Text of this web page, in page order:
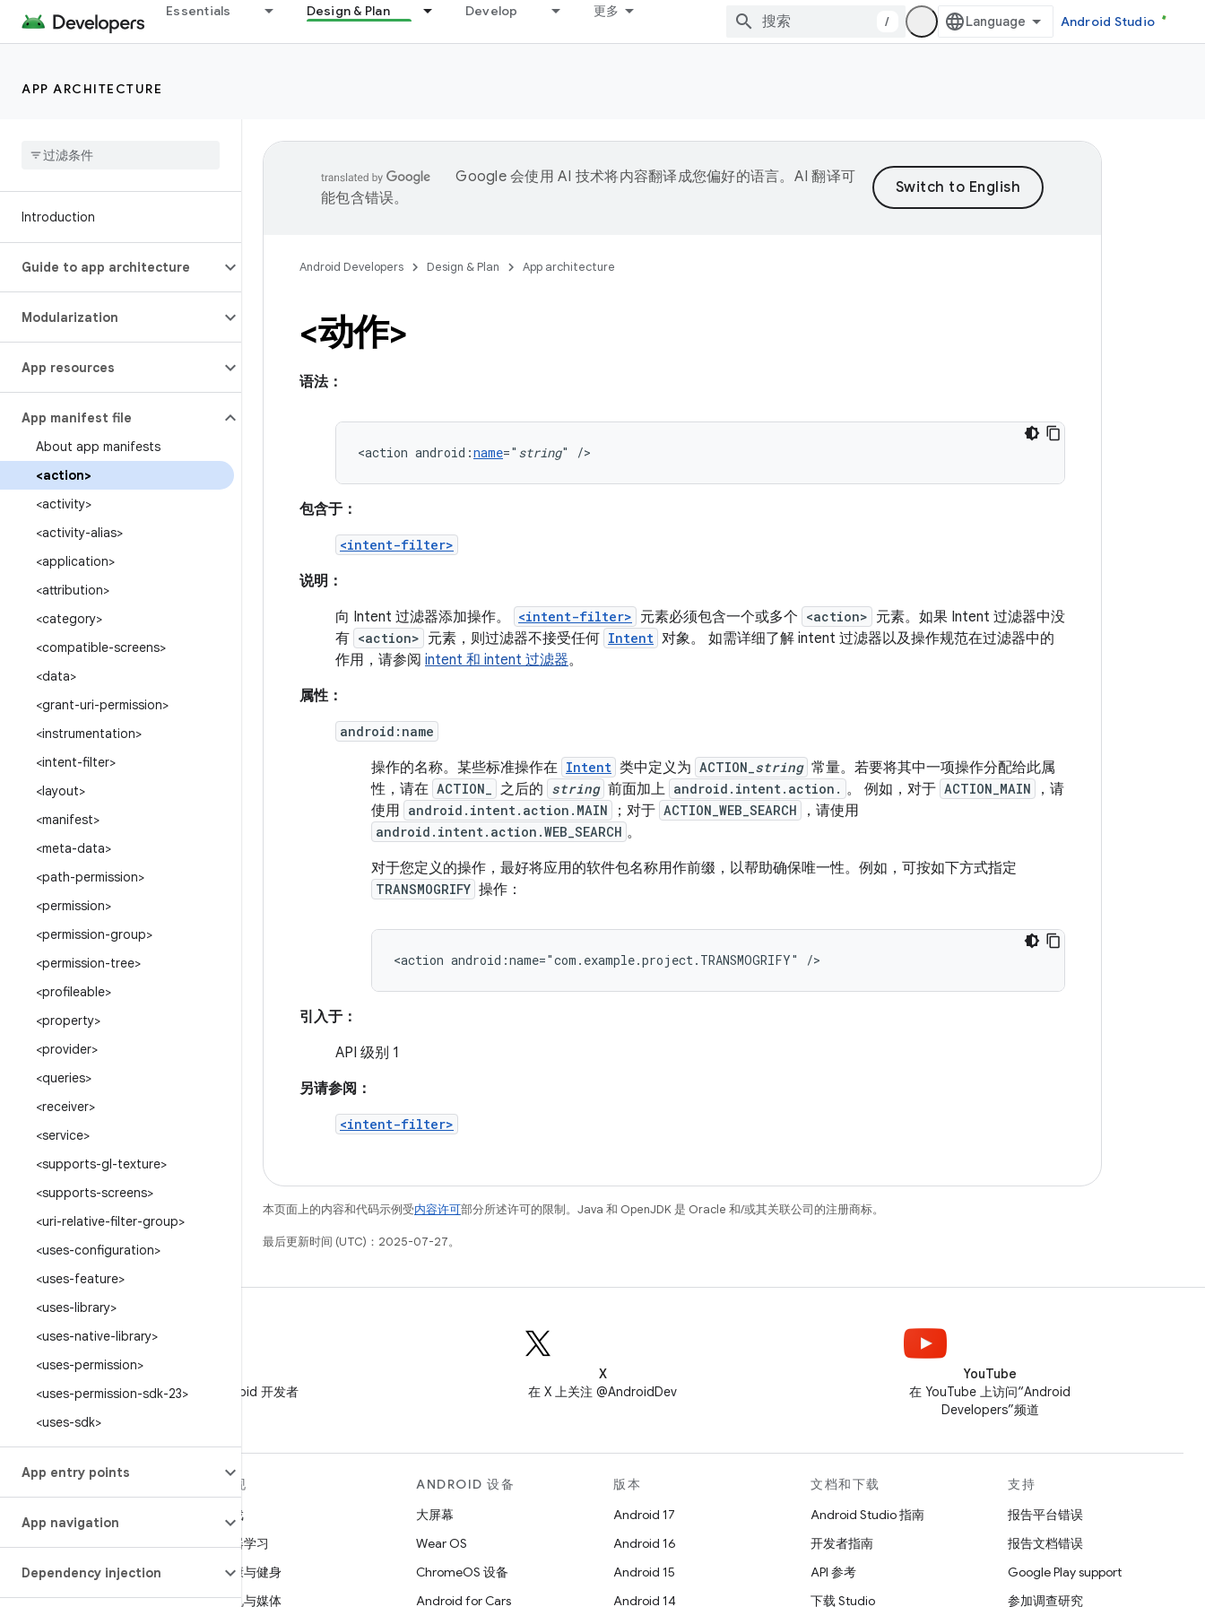
Essentials Design & Plan Develop 更多
/ Android Studio
APP ARCHITECTURE
Introduction
Guide to app architecture
Modularization
App resources
App manifest file
About app manifests
<action>
<activity>
<activity-alias>
<application>
<attribution>
<category>
<compatible-screens>
<data>
<grant-uri-permission>
<instrumentation>
<intent-filter>
<layout>
<manifest>
<meta-data>
<path-permission>
<permission>
<permission-group>
<permission-tree>
<profileable>
<property>
<provider>
<queries>
<receiver>
<service>
<supports-gl-texture>
<supports-screens>
<uri-relative-filter-group>
<uses-configuration>
<uses-feature>
<uses-library>
<uses-native-library>
<uses-permission>
<uses-permission-sdk-23>
<uses-sdk>
App entry points
App navigation
Dependency injection
Google 会使用 AI 技术将内容翻译成您偏好的语言。AI 翻译可
能包含错误。
Android Developers Design & Plan App architecture
<动作>
语法：
<action android:name=" string" />
包含于：
<intent-filter>
说明：
向 Intent 过滤器添加操作。
<intent-filter> 元素必须包含一个或多个 <action> 元素。如果 Intent 过滤器中没
有 <action> 元素，则过滤器不接受任何 Intent 对象。 如需详细了解 intent 过滤器以及操作规范在过滤器中的
作用，请参阅 intent 和 intent 过滤器。
属性：
android:name
操作的名称。某些标准操作在 Intent 类中定义为 ACTION_ string 常量。若要将其中一项操作分配给此属
性，请在 ACTION_ 之后的 string 前面加上 android.intent.action. 。 例如，对于 ACTION_MAIN
，请
使用 android.intent.action.MAIN ；对于 ACTION_WEB_SEARCH ，请使用
android.intent.action.WEB_SEARCH 。
对于您定义的操作，最好将应用的软件包名称用作前缀，以帮助确保唯一性。例如，可按如下方式指定
TRANSMOGRIFY 操作：
<action android:name="com.example.project.TRANSMOGRIFY" />
引入于：
API 级别 1
另请参阅：
<intent-filter>
本页面上的内容和代码示例受内容许可部分所述许可的限制。Java 和 OpenJDK 是 Oracle 和/或其关联公司的注册商标。
最后更新时间 (UTC)：2025-07-27。
在微信中关注 Android 开发者
X
在 X 上关注 @AndroidDev
YouTube
在 YouTube 上访问“Android
Developers”频道
关于 ANDROID
Android
适用于企业的 Android
安全
源代码
发现
游戏
机器学习
健康与健身
相机与媒体
ANDROID 设备
大屏幕
Wear OS
ChromeOS 设备
Android for Cars
版本
Android 17
Android 16
Android 15
Android 14
文档和下载
Android Studio 指南
开发者指南
API 参考
下载 Studio
支持
报告平台错误
报告文档错误
Google Play support
参加调查研究